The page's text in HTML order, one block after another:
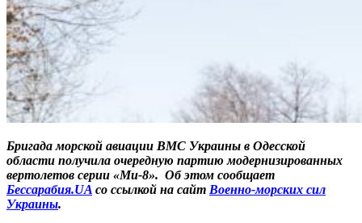
Бригада морской авиации ВМС Украины в Одесской
области получила очередную партию модернизированных
вертолетов серии «Ми-8». Об этом сообщает
Бессарабия.UA со ссылкой на сайт Военно-морских сил
Украины.